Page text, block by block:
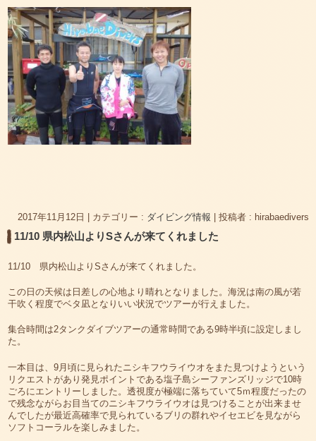
2017年11月12日 カテゴリー : ダイビング情報 投稿者 : hirabaedivers
11/10 県内松山よりSさんが来てくれました
11/10 県内松山よりSさんが来てくれました。
この日の天候は日差しの心地より晴れとなりました。海況は南の風が若
干吹く程度でベタ凪となりいい状況でツアーが行えました。
集合時間は2タンクダイブツアーの通常時間である9時半頃に設定しまし
た。
一本目は、9月頃に見られたニシキフウライウオをまた見つけようという
リクエストがあり発見ポイントである塩子島シーファンズリッジで10時
ごろにエントリーしました。透視度が極端に落ちていて5ｍ程度だったの
で残念ながらお目当てのニシキフウライウオは見つけることが出来ませ
んでしたが最近高確率で見られているブリの群れやイセエビを見ながら
ソフトコーラルを楽しみました。